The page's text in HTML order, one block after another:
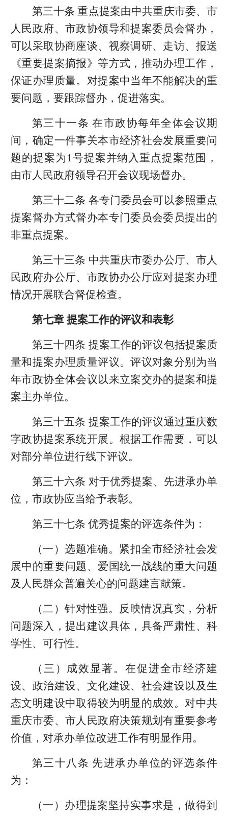
第三十条 重点提案由中共重庆市委、市
人民政府、市政协领导和提案委员会督办，
可以采取协商座谈、视察调研、走访、报送
《重要提案摘报》等方式，推动办理工作，
保证办理质量。对提案中当年不能解决的重
要问题，要跟踪督办，促进落实。
第三十一条 在市政协每年全体会议期
间，确定一件事关本市经济社会发展重要问
题的提案为1号提案并纳入重点提案范围，
由市人民政府领导召开会议现场督办。
第三十二条 各专门委员会可以参照重点
提案督办方式督办本专门委员会委员提出的
非重点提案。
第三十三条 中共重庆市委办公厅、市人
民政府办公厅、市政协办公厅应对提案办理
情况开展联合督促检查。
第七章 提案工作的评议和表彰
第三十四条 提案工作的评议包括提案质
量和提案办理质量评议。评议对象分别为当
年市政协全体会议以来立案交办的提案和提
案主办单位。
第三十五条 提案工作的评议通过重庆数
字政协提案系统开展。根据工作需要，可以
对部分单位进行线下评议。
第三十六条 对于优秀提案、先进承办单
位，市政协应当给予表彰。
第三十七条 优秀提案的评选条件为：
（一）选题准确。紧扣全市经济社会发
展中的重要问题、爱国统一战线的重大问题
及人民群众普遍关心的问题建言献策。
（二）针对性强。反映情况真实，分析
问题深入，提出建议具体，具备严肃性、科
学性、可行性。
（三）成效显著。在促进全市经济建
设、政治建设、文化建设、社会建设以及生
态文明建设中取得较为明显的成效。对中共
重庆市委、市人民政府决策规划有重要参考
价值，对承办单位改进工作有明显作用。
第三十八条 先进承办单位的评选条件
为：
（一）办理提案坚持实事求是，做得到